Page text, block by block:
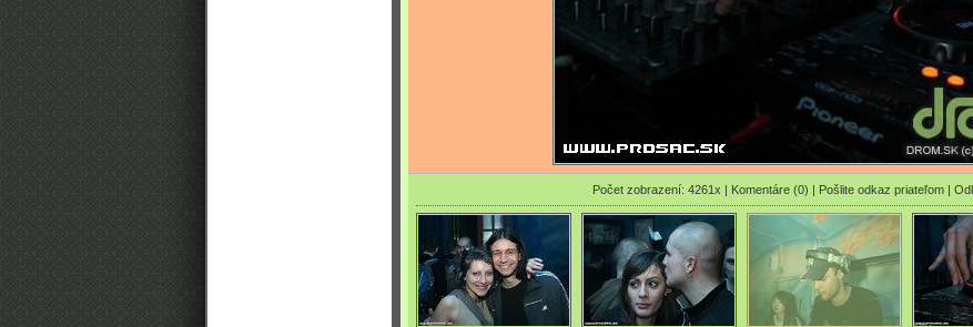
Počet zobrazení: 4261x | Komentáre (0) | Pošlite odkaz priateľom |